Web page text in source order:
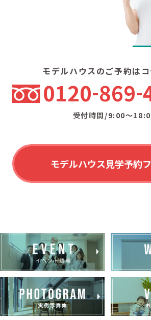
モデルハウスのご予約は
0120 869
受付時間/9:00〜
モデルハウス見学予約